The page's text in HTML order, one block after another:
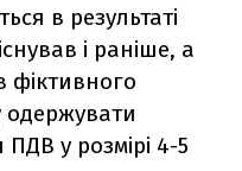
в результаті
і раніше, а
фіктивного
одержувати
у розмірі 4-5